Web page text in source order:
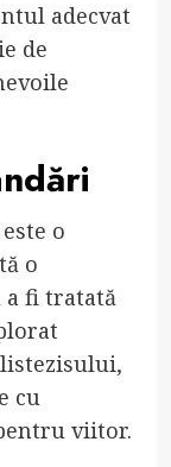
adecvat
de
o
o
a fi tratată
cu
viitor.